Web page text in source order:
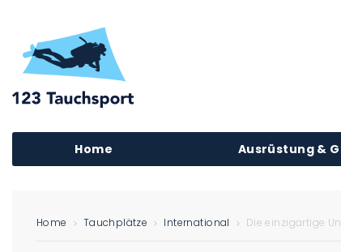
Home Ausrüstung &
Home Tauchplätze International Die einzigartige